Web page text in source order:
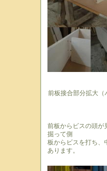
前板接合部分拡大
前板からビスの頭が
掘って側
板からビスを打ち、
あります。